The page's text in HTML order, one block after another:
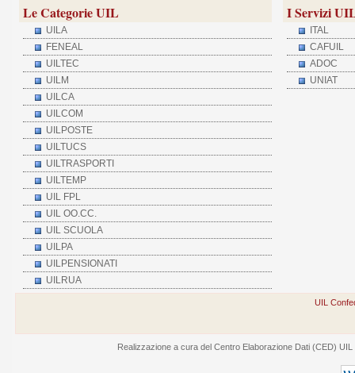
Le Categorie UIL
UILA
FENEAL
UILTEC
UILM
UILCA
UILCOM
UILPOSTE
UILTUCS
UILTRASPORTI
UILTEMP
UIL FPL
UIL OO.CC.
UIL SCUOLA
UILPA
UILPENSIONATI
UILRUA
I Servizi
ITAL
CAFUIL
ADOC
UNIAT
UIL
Realizzazione a cura del Centro Elaborazione Dati (CED)